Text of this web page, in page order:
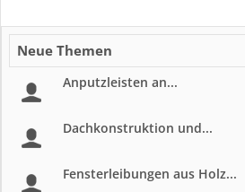
Neue Themen
Anputzleisten an...
Dachkonstruktion und...
Fensterleibungen aus Holz...